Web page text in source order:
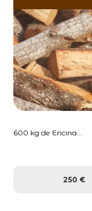
600 kg de Encina...
250 €